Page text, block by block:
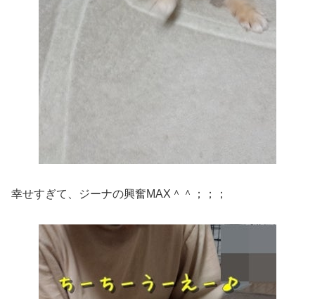
幸せすぎて、ジーナの興奮MAX＾＾；；；